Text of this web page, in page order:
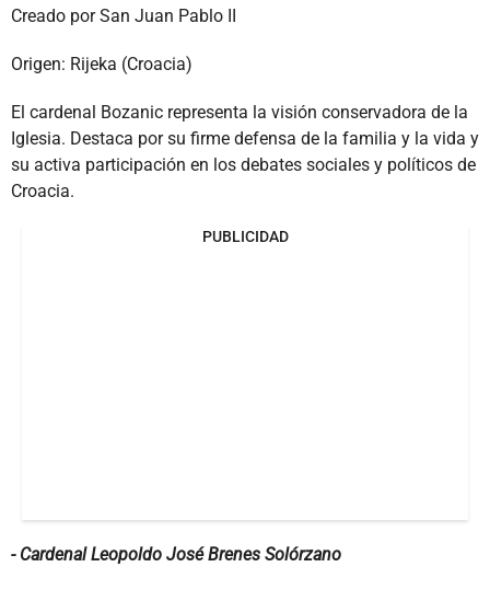
Creado por San Juan Pablo II
Origen: Rijeka (Croacia)
El cardenal Bozanic representa la visión conservadora de la
Iglesia. Destaca por su firme defensa de la familia y la vida y
su activa participación en los debates sociales y políticos de
Croacia.
PUBLICIDAD
- Cardenal Leopoldo José Brenes Solórzano